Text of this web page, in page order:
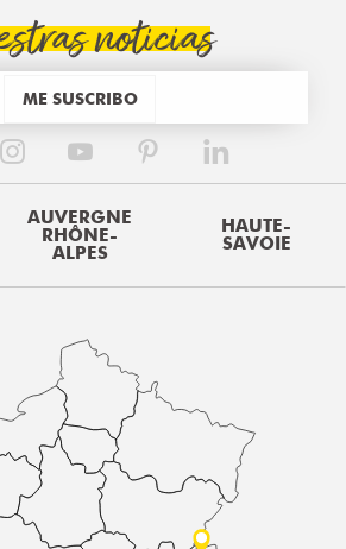
noticias
ME SUSCRIBO
AUVERGNE
RHÔNE-
ALPES
HAUTE-
SAVOIE